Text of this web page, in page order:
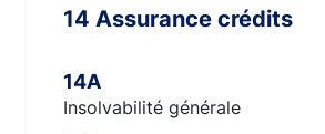
14 Assurance crédits
14A
Insolvabilité générale